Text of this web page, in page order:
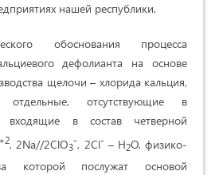
нашей республики.
обоснования процесса
дефолианта на основе
щелочи – хлорида кальция,
отдельные, отсутствующие в
входящие в состав четверной
+2, 2Na//2ClO3
-, 2Cl- – H2O, физико-
которой послужат основой